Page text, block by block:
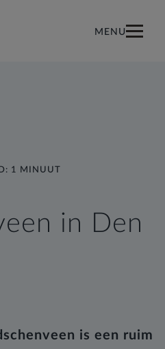
MENU
1 MINUUT
in Den
is een ruim